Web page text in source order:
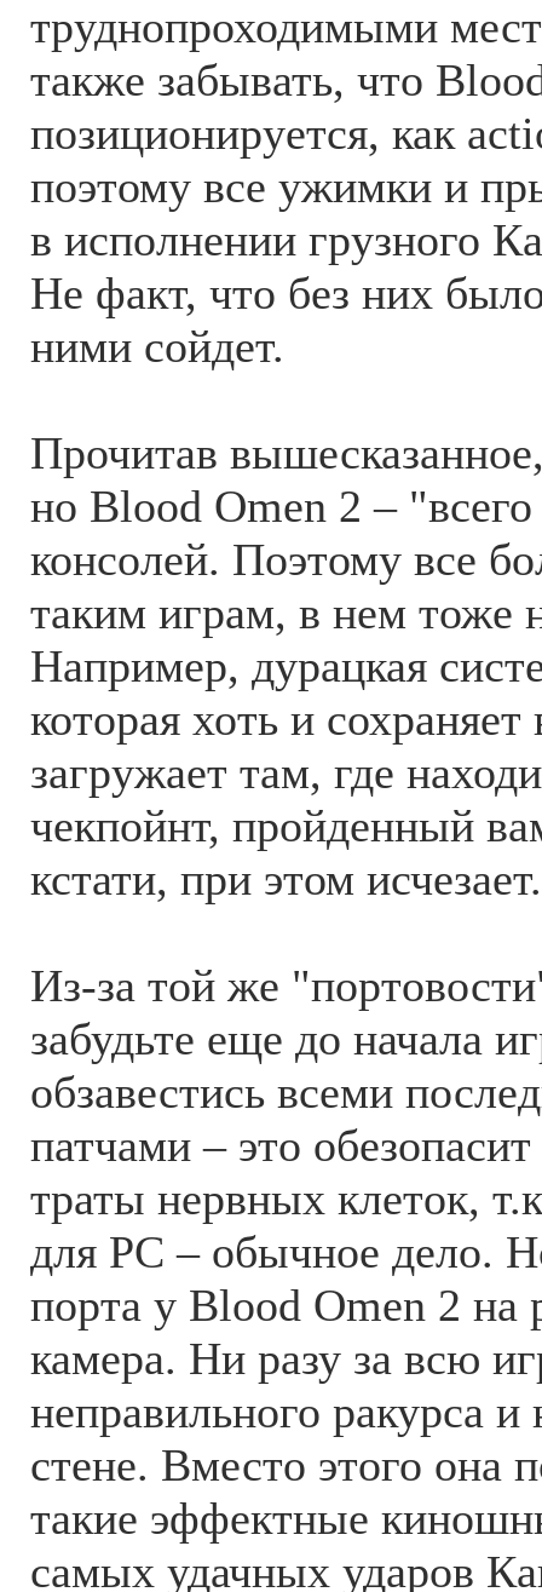
труднопроходимыми
также забывать, что
позиционируется, как
поэтому все ужимки и
в исполнении грузного
Не факт, что без них
ними сойдет.
Прочитав
но Blood Omen 2 –
консолей. Поэтому все
таким играм, в нем тоже
Например, дурацкая
которая хоть и
загружает там, где
чекпойнт, пройденный
кстати, при этом
Из-за той же
забудьте еще до начала
обзавестись всеми
патчами – это обезопасит
траты нервных клеток,
для PC – обычное дело.
порта у Blood Omen 2 на
камера. Ни разу за всю
неправильного ракурса и
стене. Вместо этого она
такие эффектные
самых удачных ударов